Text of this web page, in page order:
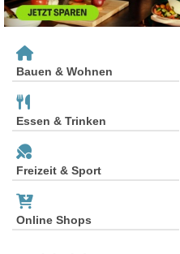
Bauen & Wohnen
Essen & Trinken
Freizeit & Sport
Online Shops